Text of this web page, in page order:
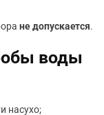
не допускается.
воды
насухо;